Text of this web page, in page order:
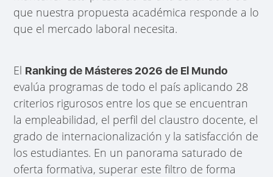
que nuestra propuesta académica responde a lo
que el mercado laboral necesita.
El Ranking de Másteres 2026 de El Mundo
evalúa programas de todo el país aplicando 28
criterios rigurosos entre los que se encuentran
la empleabilidad, el perfil del claustro docente, el
grado de internacionalización y la satisfacción de
los estudiantes. En un panorama saturado de
oferta formativa, superar este filtro de forma